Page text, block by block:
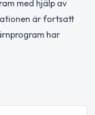
med hjälp av
är fortsatt
har